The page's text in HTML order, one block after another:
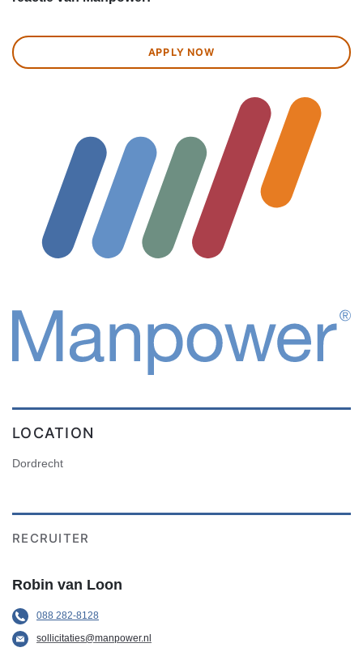
APPLY NOW
LOCATION
Dordrecht
RECRUITER
Robin van Loon
088 282-8128
sollicitaties@manpower.nl